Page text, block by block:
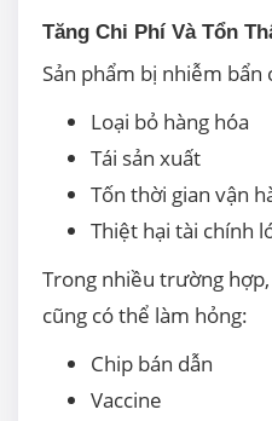
Tăng Chi Phí Và Tổn
Sản phẩm bị nhiễm bẩn
Loại bỏ hàng hóa
Tái sản xuất
Tốn thời gian vận
Thiệt hại tài chính
Trong nhiều trường
cũng có thể làm hỏng:
Chip bán dẫn
Vaccine